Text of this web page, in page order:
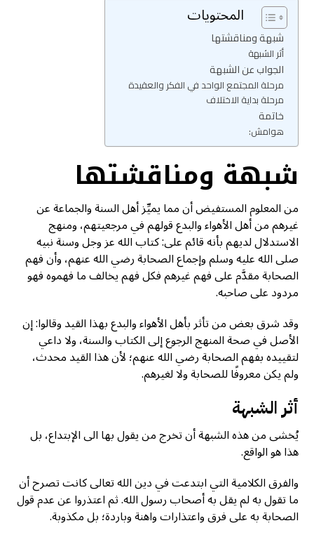
المحتويات
شبهة ومناقشتها
أثر الشبهة
الجواب عن الشبهة
مرحلة المجتمع الواحد في الفكر والعقيدة
مرحلة بداية الاختلاف
خاتمة
هوامش:
شبهة ومناقشتها
من المعلوم المستفيض أن مما يميِّز أهل السنة والجماعة عن
غيرهم من أهل الأهواء والبدع قولهم في مرجعيتهم، ومنهج
الاستدلال لديهم بأنه قائم على: كتاب الله عز وجل وسنة نبيه
صلى الله عليه وسلم وإجماع الصحابة رضي الله عنهم، وأن فهم
الصحابة مقدَّم على فهم غيرهم فكل فهم يخالف ما فهموه فهو
مردود على صاحبه.
وقد شرق بعض من تأثر بأهل الأهواء والبدع بهذا القيد وقالوا: إن
الأصل في صحة المنهج الرجوع إلى الكتاب والسنة، ولا داعي
لتقييده بفهم الصحابة رضي الله عنهم؛ لأن هذا القيد محدث،
ولم يكن معروفًا للصحابة ولا لغيرهم.
أثر الشبهة
يُخشى من هذه الشبهة أن تخرج من يقول بها الى الإبتداع، بل
هذا هو الواقع.
والفرق الكلامية التي ابتدعت في دين الله تعالى كانت تصرح أن
ما تقول به لم يقل به أصحاب رسول الله. ثم اعتذروا عن عدم قول
الصحابة به على فرق واعتذارات واهنة وباردة؛ بل مكذوبة.